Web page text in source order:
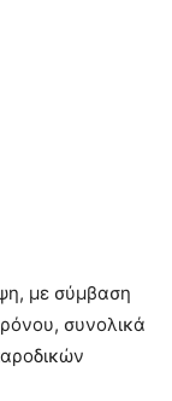
με σύμβαση
συνολικά